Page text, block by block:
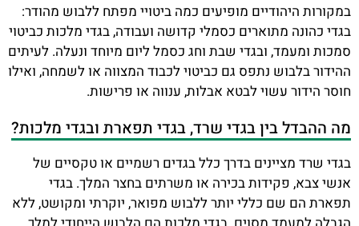
במקורות היהודיים מופיעים כמה ביטויי מפתח ללבוש מהודר:
בגדי כהונה מתוארים כסמלי קדושה ועבודה, בגדי מלכות כביטוי
סמכות ומעמד, ובגדי שבת וחג כסמל ליום מיוחד ונעלה. לעיתים
ההידור בלבוש נתפס גם כביטוי לכבוד המצווה או לשמחה, ואילו
חוסר הידור עשוי לבטא אבלות, ענווה או פרישות.
מה ההבדל בין בגדי שרד, בגדי תפארת ובגדי מלכות?
בגדי שרד מציינים בדרך כלל בגדים רשמיים או טקסיים של
אנשי צבא, פקידות בכירה או משרתים בחצר המלך. בגדי
תפארת הם שם כללי יותר ללבוש מפואר, יוקרתי ומקושט, ללא